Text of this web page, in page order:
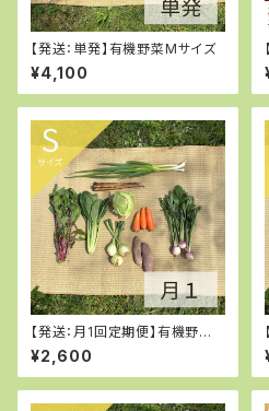
【発送：単発】有機野菜Mサイズ
¥4,100
【発送：月1回定期便】有機野菜S
サイズ
¥2,600